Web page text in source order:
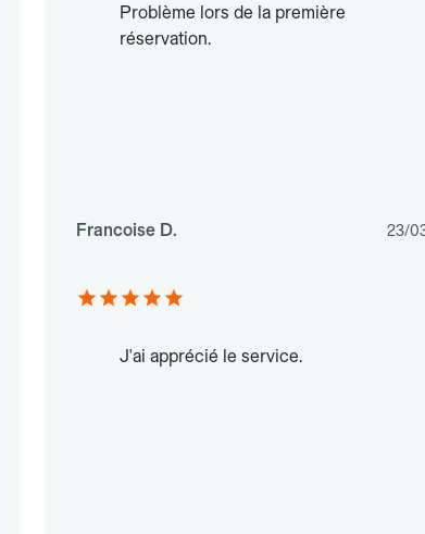
Problème lors de la première
réservation.
Francoise D. 23/
J'ai apprécié le service.